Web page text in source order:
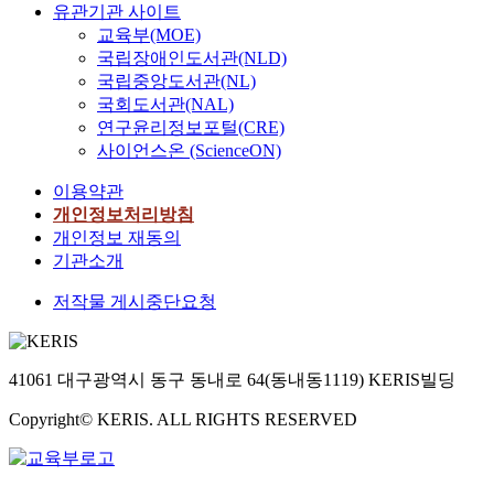
유관기관 사이트
교육부(MOE)
국립장애인도서관(NLD)
국립중앙도서관(NL)
국회도서관(NAL)
연구윤리정보포털(CRE)
사이언스온 (ScienceON)
이용약관
개인정보처리방침
개인정보 재동의
기관소개
저작물 게시중단요청
41061 대구광역시 동구 동내로 64(동내동1119) KERIS빌딩
Copyright© KERIS. ALL RIGHTS RESERVED